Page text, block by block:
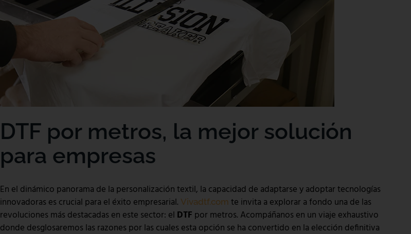
DTF por metros, la mejor solución
para empresas
En el dinámico panorama de la personalización textil, la capacidad de adaptarse y adoptar tecnologías
innovadoras es crucial para el éxito empresarial. Vivadtf.com te invita a explorar a fondo una de las
revoluciones más destacadas en este sector: el DTF por metros. Acompáñanos en un viaje exhaustivo
donde desglosaremos las razones por las cuales esta opción se ha convertido en la elección definitiva